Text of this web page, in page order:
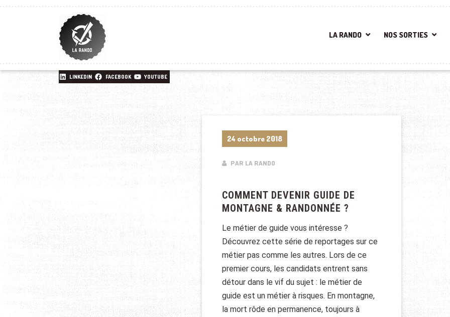
LA RANDO NOS SORTIES
LINKEDIN FACEBOOK YOUTUBE
24 octobre 2018
PAR LA RANDO
COMMENT DEVENIR GUIDE DE
MONTAGNE & RANDONNÉE ?
Le métier de guide vous intéresse ?
Découvrez cette série de reportages sur ce
métier pas comme les autres. Lors de ce
premier cours, les candidats entrent sans
détour dans le vif du sujet : le métier de
guide est un métier à risques. En montagne,
la mort rôde en permanence, toujours à